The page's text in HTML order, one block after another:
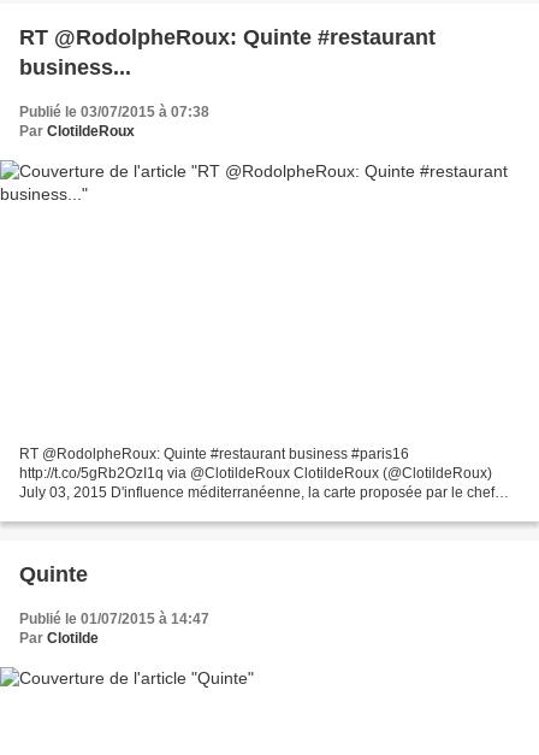
RT @RodolpheRoux: Quinte #restaurant
business...
Publié le 03/07/2015 à 07:38
Par ClotildeRoux
RT @RodolpheRoux: Quinte #restaurant business #paris16
http://t.co/5gRb2OzI1q via @ClotildeRoux ClotildeRoux (@ClotildeRoux)
July 03, 2015 D'influence méditerranéenne, la carte proposée par le chef
Quinte
Publié le 01/07/2015 à 14:47
Par Clotilde